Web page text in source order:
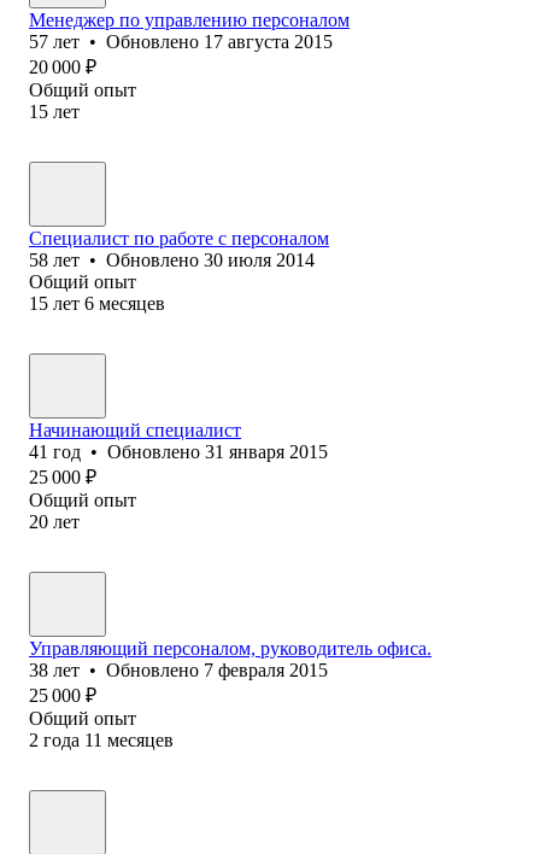
Менеджер по управлению персоналом
57 лет • Обновлено 17 августа 2015
20 000 ₽
Общий опыт
15 лет
Специалист по работе с персоналом
58 лет • Обновлено 30 июля 2014
Общий опыт
15 лет 6 месяцев
Начинающий специалист
41 год • Обновлено 31 января 2015
25 000 ₽
Общий опыт
20 лет
Управляющий персоналом, руководитель офиса.
38 лет • Обновлено 7 февраля 2015
25 000 ₽
Общий опыт
2 года 11 месяцев